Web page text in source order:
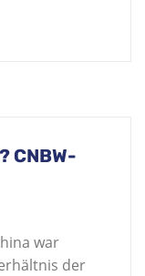
CNBW-
war
der